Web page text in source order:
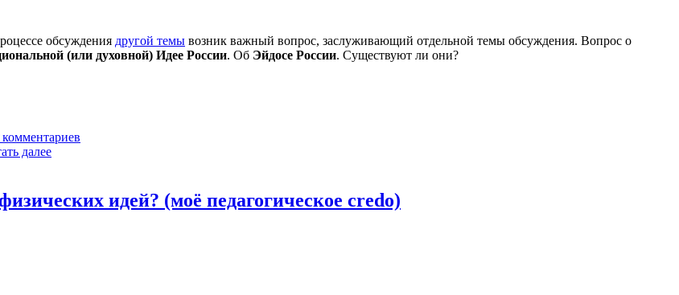
обсуждения другой темы возник важный вопрос, заслуживающий отдельной темы обсуждения. Вопрос о
(или духовной) Идее России. Об Эйдосе России. Существуют ли они?
комментариев
далее
идей? (моё педагогическое credo)